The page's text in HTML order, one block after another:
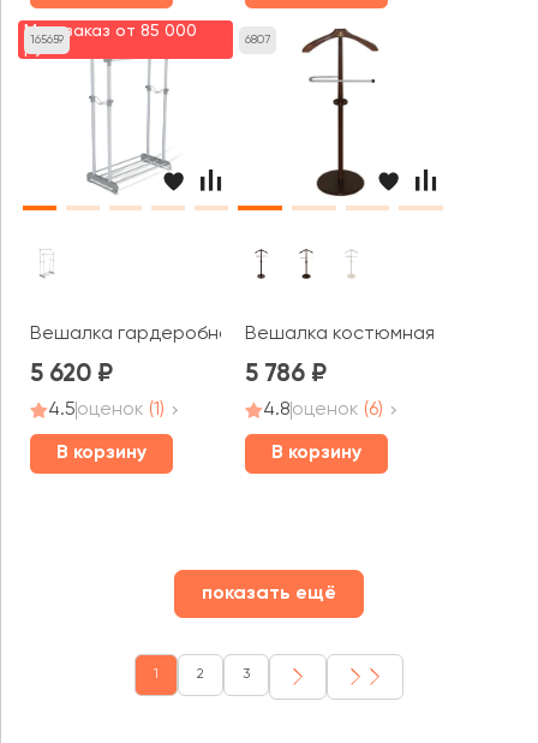
165659
Мин. заказ от 85 000
руб.
Вешалка гардеробная CH-4149 на колесиках
5 620
4.5оценок (1)
В корзину
6807
Вешалка костюмная В 25Н
5 786
4.8оценок (6)
В корзину
показать ещё
1 2 3